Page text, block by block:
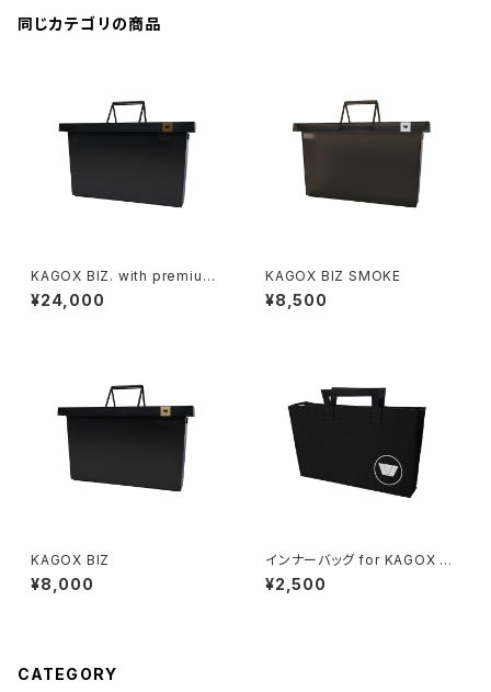
同じカテゴリの商品
KAGOX BIZ. with premium
clips
¥24,000
KAGOX BIZ SMOKE
¥8,500
KAGOX BIZ
¥8,000
インナーバッグ for KAGOX BI
Z
¥2,500
CATEGORY